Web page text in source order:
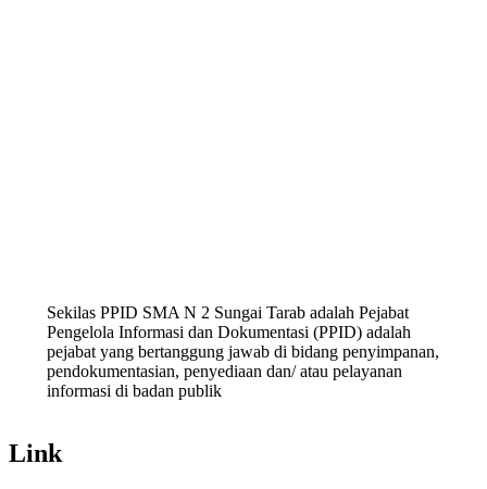
Sekilas PPID SMA N 2 Sungai Tarab adalah Pejabat
Pengelola Informasi dan Dokumentasi (PPID) adalah
pejabat yang bertanggung jawab di bidang penyimpanan,
pendokumentasian, penyediaan dan/ atau pelayanan
informasi di badan publik
Link